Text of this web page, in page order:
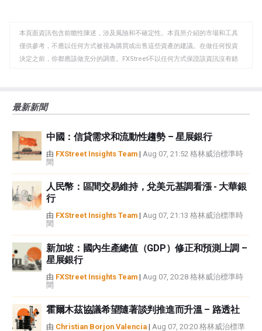
板
本頁面資訊包含前瞻性陳述，涉及風險和不確定性。本頁所介紹的市場和工具
僅供參考，不應以任何方式被視為購買或出售這些資產的建議。在做任何投資
決定之前，你都應該做充分的調查。FXStreet不以任何方式保證該資訊沒有錯
觀點，並不代表FXStreet或其廣告商的官方政策或立場。作者不對本頁連結的
如果文章正文中沒有明確提到，在撰寫本文時，作者在本文中提到的任何股票
中都沒有頭寸，也沒有與文中提到的任何公司有業務關係。除了FXStreet，作
者沒有收到撰寫這篇文章的報酬。
FXStreet和作者不提供個性化的建議。作者對該資訊的準確性、完整性或適用
性不作任何陳述。FXStreet和作者將不承擔任何錯誤，遺漏或任何損失，傷害
或損害由此資訊及其顯示或使用引起的。錯誤和遺漏除外。本文作者和
FXStreet並非註冊投資顧問，本文內容無意提供任何投資建議。
最新新聞
中國：信貸需求和流動性趨勢 – 星展銀行
由 FXStreet Insights Team | Aug 07, 21:52 格林威治標準時
間
人民幣：區間交易維持，兌美元基調看漲 - 大華銀
行
由 FXStreet Insights Team | Aug 07, 21:13 格林威治標準時
間
新加坡：國內生產總值（GDP）修正和預測上調 –
星展銀行
由 FXStreet Insights Team | Aug 07, 20:28 格林威治標準時
間
霍爾木茲協議希望隨著談判推進而升溫 – 路透社
由 Christian Borjon Valencia | Aug 07, 20:20 格林威治標準